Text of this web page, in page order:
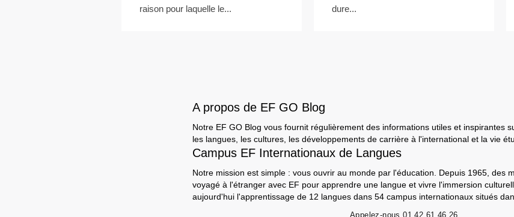
raison pour laquelle le...
dure...
A propos de EF GO Blog
Notre EF GO Blog vous fournit régulièrement des informations utiles et inspirantes
les langues, les cultures, les développements de carrière à l'international et la vie
Campus EF Internationaux de Langues
Notre mission est simple : vous ouvrir au monde par l'éducation. Depuis 1965, des
voyagé à l'étranger avec EF pour apprendre une langue et vivre l'immersion
aujourd'hui l'apprentissage de 12 langues dans 54 campus internationaux situés
Appelez-nous 01 42 61 46 26